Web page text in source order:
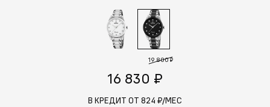
19 800 ₽
16 830 ₽
В КРЕДИТ ОТ 824 ₽/МЕС